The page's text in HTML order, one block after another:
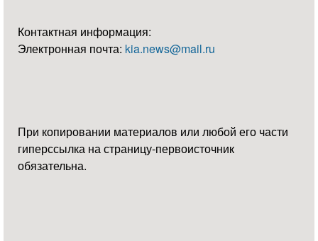
Контактная информация:
Электронная почта: kia.news@mail.ru
При копировании материалов или любой его части
гиперссылка на страницу-первоисточник
обязательна.